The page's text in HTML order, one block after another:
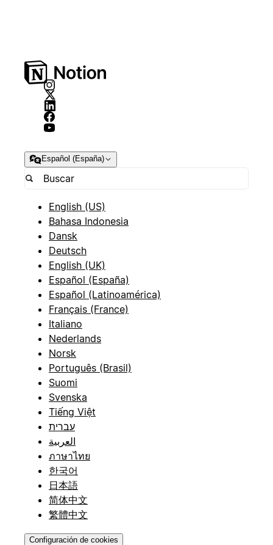
Español (España)
English (US)
Bahasa Indonesia
Dansk
Deutsch
English (UK)
Español (España)
Español (Latinoamérica)
Français (France)
Italiano
Nederlands
Norsk
Português (Brasil)
Suomi
Svenska
Tiếng Việt
עברית
العربية
ภาษาไทย
한국어
日本語
简体中文
繁體中文
Configuración de cookies